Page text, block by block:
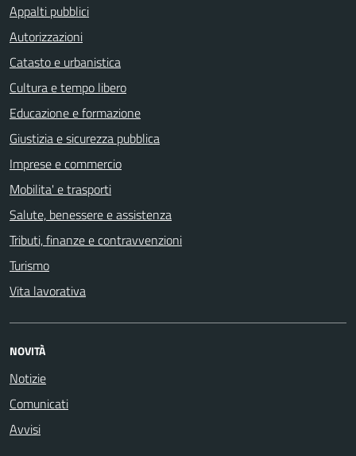
Appalti pubblici
Autorizzazioni
Catasto e urbanistica
Cultura e tempo libero
Educazione e formazione
Giustizia e sicurezza pubblica
Imprese e commercio
Mobilita' e trasporti
Salute, benessere e assistenza
Tributi, finanze e contravvenzioni
Turismo
Vita lavorativa
NOVITÀ
Notizie
Comunicati
Avvisi